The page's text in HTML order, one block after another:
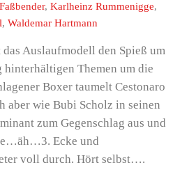
,Karlheinz Rummenigge,
,Waldemar Hartmann
Auslaufmodell den Spieß um
Themen um die
Boxer taumelt Cestonaro
aber wie Bubi Scholz in seinen
zum Gegenschlag aus und
Ecke und
voll durch. Hört selbst….